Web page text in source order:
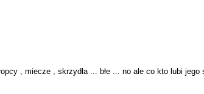
, miecze , skrzydła ... błe ... no ale co kto lubi jego